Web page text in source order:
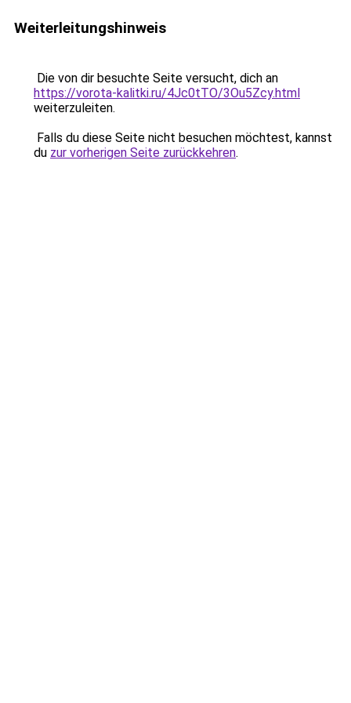
Weiterleitungshinweis
Die von dir besuchte Seite versucht, dich an
https://vorota-kalitki.ru/4Jc0tTO/3Ou5Zcy.html
weiterzuleiten.
Falls du diese Seite nicht besuchen möchtest, kannst
du zur vorherigen Seite zurückkehren.